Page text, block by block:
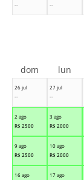
--
--
26 jul
--
27 jul
--
2 ago
R$ 2500
3 ago
R$ 2000
9 ago
R$ 2500
10 ago
R$ 2000
16 ago
17 ago
dom lun